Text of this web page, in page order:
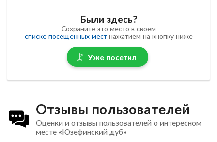
Были здесь?
Сохраните это место в своем
списке посещенных местнажатием на кнопку ниже
Уже посетил
Отзывы пользователей
Оценки и отзывы пользователей о интересном
месте «Юзефинский дуб»